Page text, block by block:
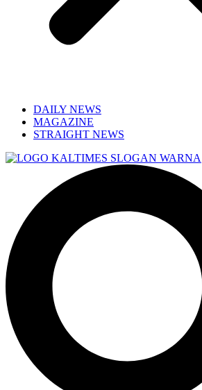
DAILY NEWS
MAGAZINE
STRAIGHT NEWS